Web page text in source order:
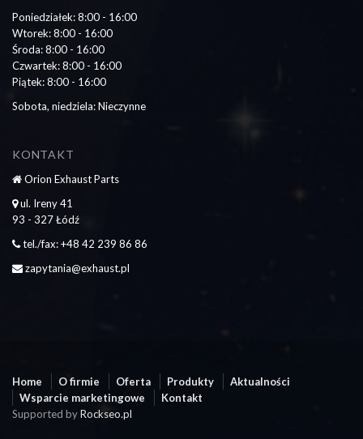
Poniedziałek: 8:00 - 16:00
Wtorek: 8:00 - 16:00
Środa: 8:00 - 16:00
Czwartek: 8:00 - 16:00
Piątek: 8:00 - 16:00
Sobota, niedziela: Nieczynne
KONTAKT
Orion Exhaust Parts
ul. Ireny 41
93 - 327 Łódź
tel./fax: +48 42 239 86 86
zapytania@exhaust.pl
Home O firmie Oferta Produkty
Aktualności
Wsparcie marketingowe
Kontakt
Supported byRockseo.pl